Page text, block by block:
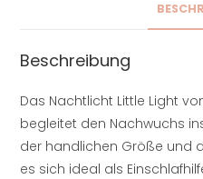
Beschreibung
Das Nachtlicht Little Light
begleitet den Nachwuchs
der handlichen Größe und
es sich ideal als